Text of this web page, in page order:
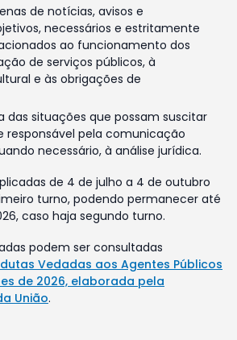
de notícias, avisos e
necessários e estritamente
ao funcionamento dos
de serviços públicos, à
e às obrigações de
das situações que possam suscitar
responsável pela comunicação
necessário, à análise jurídica.
de 4 de julho a 4 de outubro
turno, podendo permanecer até
caso haja segundo turno.
podem ser consultadas
Vedadas aos Agentes Públicos
de 2026, elaborada pela
União.